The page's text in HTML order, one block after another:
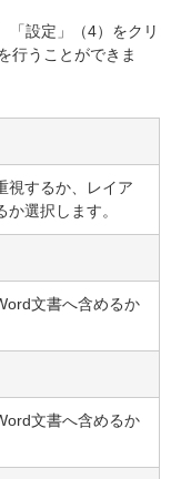
「設定」（4）をクリ
行うことができま
視するか、レイア
選択します。
文書へ含めるか
文書へ含めるか